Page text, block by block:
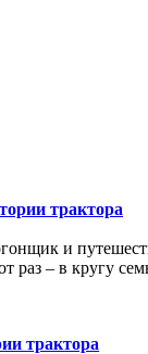
трактора
и
раз – в кругу
трактора